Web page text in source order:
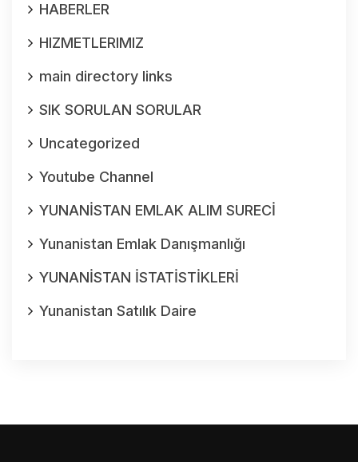
HABERLER
HIZMETLERIMIZ
main directory links
SIK SORULAN SORULAR
Uncategorized
Youtube Channel
YUNANİSTAN EMLAK ALIM SURECİ
Yunanistan Emlak Danışmanlığı
YUNANİSTAN İSTATİSTİKLERİ
Yunanistan Satılık Daire